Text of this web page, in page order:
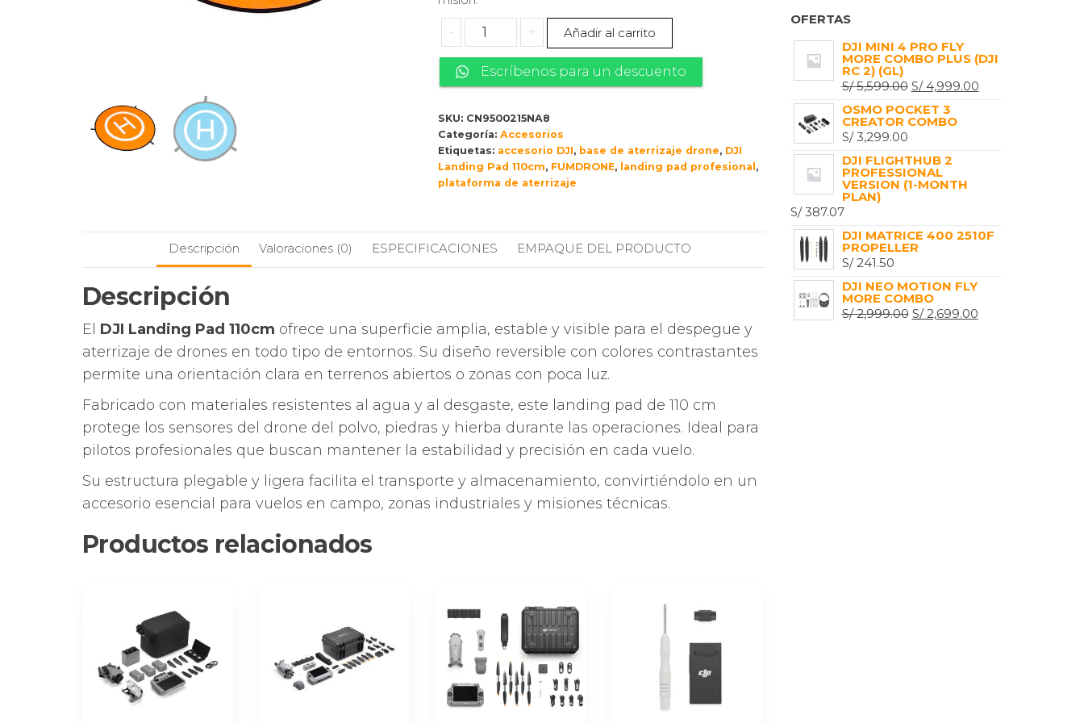
-
DJI
landing
pad
110cm
+ Añadir al carrito
Escríbenos para un descuento
SKU: CN9500215NA8
Categoría: Accesorios
Etiquetas: accesorio DJI, base de aterrizaje drone, DJI
Landing Pad 110cm, FUMDRONE, landing pad profesional ,
plataforma de aterrizaje
Descripción Valoraciones (0) ESPECIFICACIONES EMPAQUE DEL PRODUCTO
Descripción
El DJI Landing Pad 110cm ofrece una superficie amplia, estable y visible para el despegue y
aterrizaje de drones en todo tipo de entornos. Su diseño reversible con colores contrastantes
permite una orientación clara en terrenos abiertos o zonas con poca luz.
Fabricado con materiales resistentes al agua y al desgaste, este landing pad de 110 cm
protege los sensores del drone del polvo, piedras y hierba durante las operaciones. Ideal para
pilotos profesionales que buscan mantener la estabilidad y precisión en cada vuelo.
Su estructura plegable y ligera facilita el transporte y almacenamiento, convirtiéndolo en un
accesorio esencial para vuelos en campo, zonas industriales y misiones técnicas.
Productos relacionados
OFERTAS
DJI MINI 4 PRO FLY
MORE COMBO PLUS (DJI
RC 2) (GL)
S/5,599.00 EL
PRECIO
ORIGINAL
S/ 5,599.00.
S/4,999.00EL
OSMO POCKET 3
CREATOR COMBO
S/3,299.00
DJI FLIGHTHUB 2
PROFESSIONAL
VERSION (1-MONTH
PLAN)
S/387.07
DJI MATRICE 400 2510F
PROPELLER
S/241.50
DJI NEO MOTION FLY
MORE COMBO
S/2,999.00 EL
S/2,699.00EL